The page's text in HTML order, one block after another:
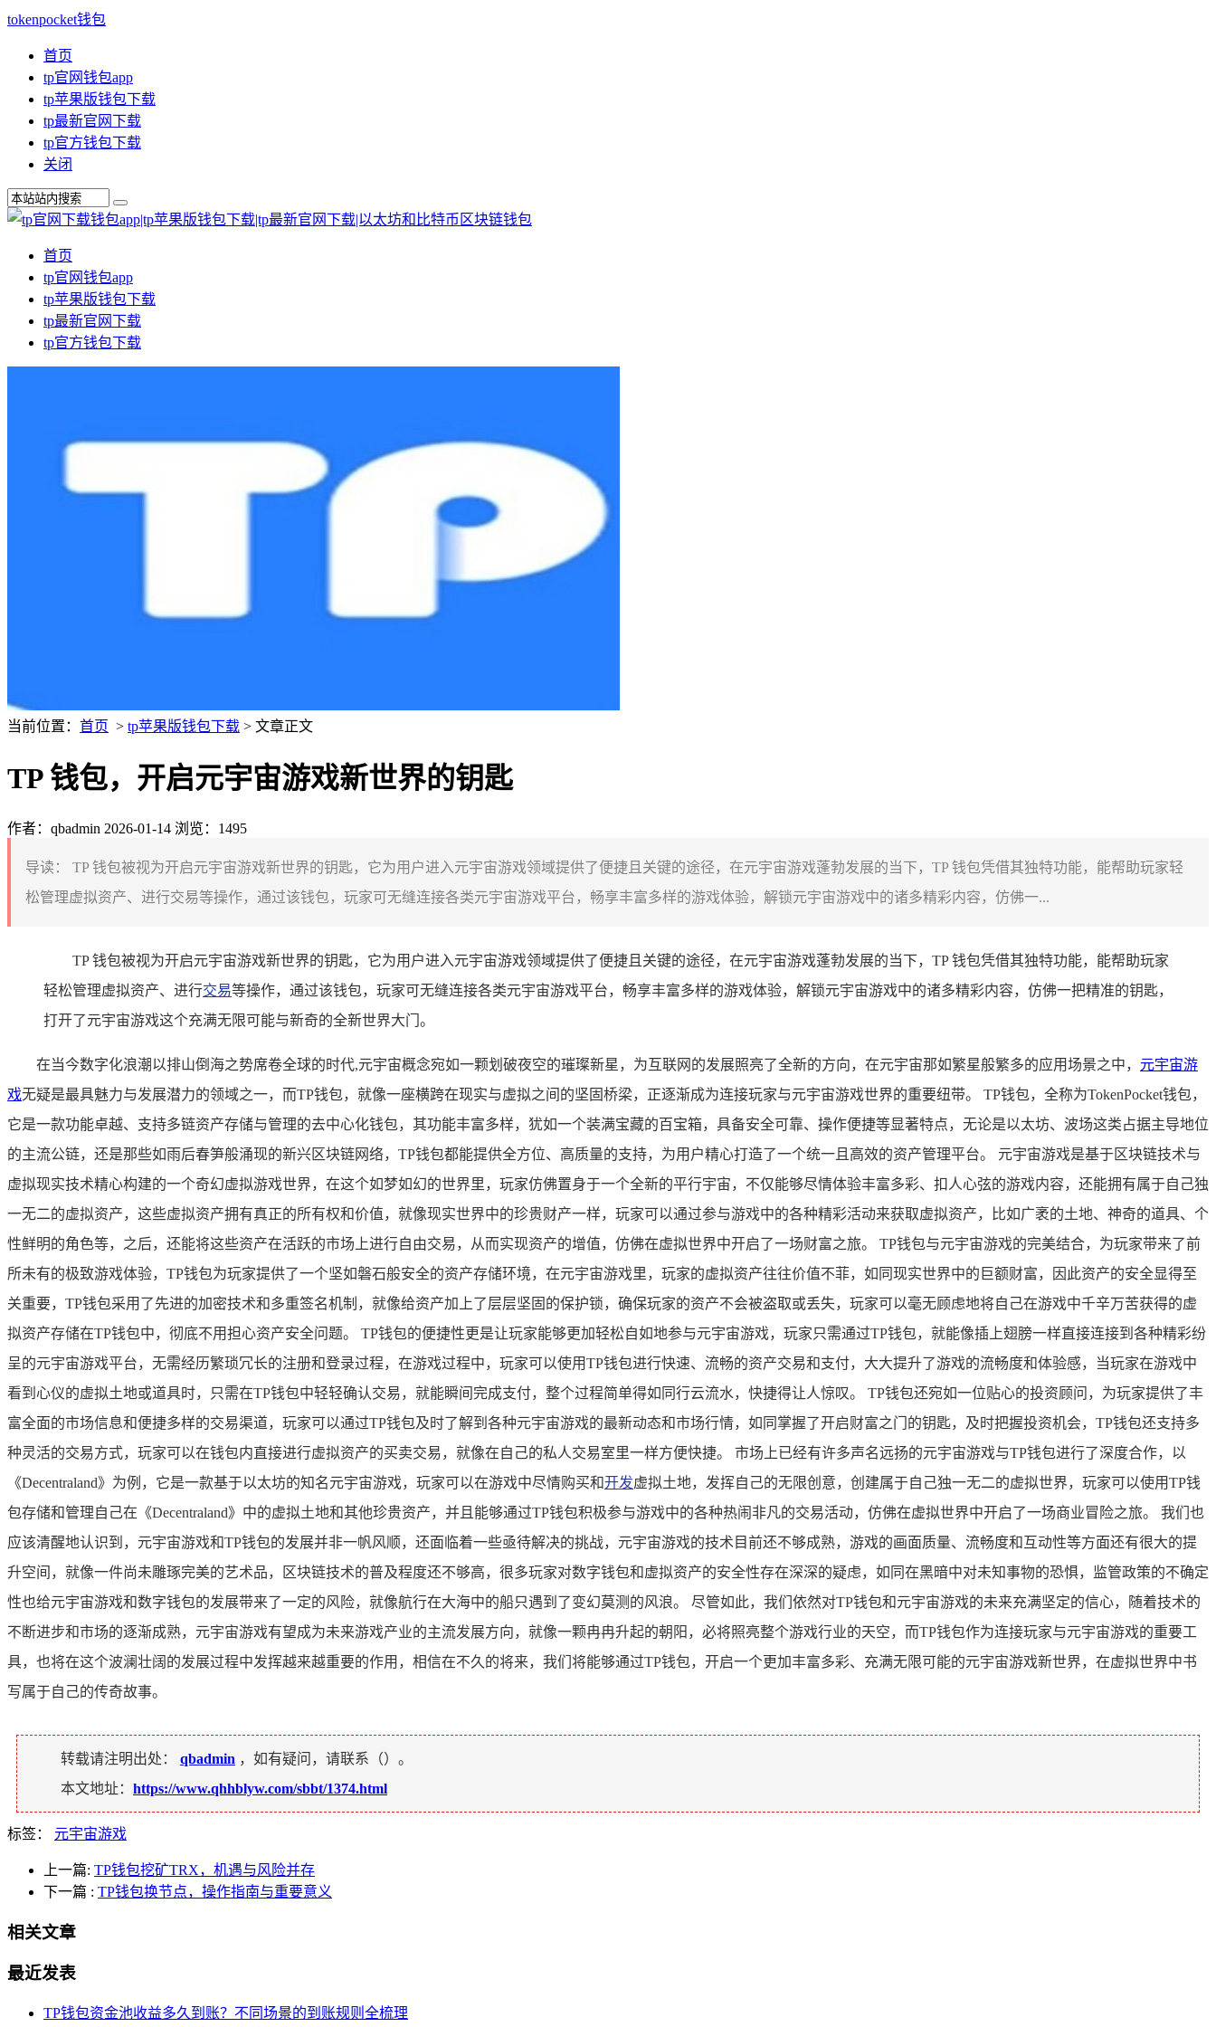
tokenpocket钱包
首页
tp官网钱包app
tp苹果版钱包下载
tp最新官网下载
tp官方钱包下载
关闭
首页
tp官网钱包app
tp苹果版钱包下载
tp最新官网下载
tp官方钱包下载
当前位置： 首页 > tp苹果版钱包下载 > 文章正文
TP 钱包，开启元宇宙游戏新世界的钥匙
作者：qbadmin 2026-01-14 浏览：1495
导读：
TP 钱包被视为开启元宇宙游戏新世界的钥匙，它为用户进入元宇宙游戏领域提供了便捷且关键的途径，在元宇宙游戏蓬勃发展的当下，TP 钱包凭借其独特功能，能帮助玩家轻
松管理虚拟资产、进行交易等操作，通过该钱包，玩家可无缝连接各类元宇宙游戏平台，畅享丰富多样的游戏体验，解锁元宇宙游戏中的诸多精彩内容，仿佛一...
TP 钱包被视为开启元宇宙游戏新世界的钥匙，它为用户进入元宇宙游戏领域提供了便捷且关键的途径，在元宇宙游戏蓬勃发展的当下，TP 钱包凭借其独特功能，能帮助玩家
轻松管理虚拟资产、进行交易等操作，通过该钱包，玩家可无缝连接各类元宇宙游戏平台，畅享丰富多样的游戏体验，解锁元宇宙游戏中的诸多精彩内容，仿佛一把精准的钥匙，
打开了元宇宙游戏这个充满无限可能与新奇的全新世界大门。
在当今数字化浪潮以排山倒海之势席卷全球的时代,元宇宙概念宛如一颗划破夜空的璀璨新星，为互联网的发展照亮了全新的方向，在元宇宙那如繁星般繁多的应用场景之中， 元宇宙游
戏无疑是最具魅力与发展潜力的领域之一，而TP钱包，就像一座横跨在现实与虚拟之间的坚固桥梁，正逐渐成为连接玩家与元宇宙游戏世界的重要纽带。 TP钱包，全称为TokenPocket钱包，
它是一款功能卓越、支持多链资产存储与管理的去中心化钱包，其功能丰富多样，犹如一个装满宝藏的百宝箱，具备安全可靠、操作便捷等显著特点，无论是以太坊、波场这类占据主导地位
的主流公链，还是那些如雨后春笋般涌现的新兴区块链网络，TP钱包都能提供全方位、高质量的支持，为用户精心打造了一个统一且高效的资产管理平台。 元宇宙游戏是基于区块链技术与
虚拟现实技术精心构建的一个奇幻虚拟游戏世界，在这个如梦如幻的世界里，玩家仿佛置身于一个全新的平行宇宙，不仅能够尽情体验丰富多彩、扣人心弦的游戏内容，还能拥有属于自己独
一无二的虚拟资产，这些虚拟资产拥有真正的所有权和价值，就像现实世界中的珍贵财产一样，玩家可以通过参与游戏中的各种精彩活动来获取虚拟资产，比如广袤的土地、神奇的道具、个
性鲜明的角色等，之后，还能将这些资产在活跃的市场上进行自由交易，从而实现资产的增值，仿佛在虚拟世界中开启了一场财富之旅。 TP钱包与元宇宙游戏的完美结合，为玩家带来了前
所未有的极致游戏体验，TP钱包为玩家提供了一个坚如磐石般安全的资产存储环境，在元宇宙游戏里，玩家的虚拟资产往往价值不菲，如同现实世界中的巨额财富，因此资产的安全显得至
关重要，TP钱包采用了先进的加密技术和多重签名机制，就像给资产加上了层层坚固的保护锁，确保玩家的资产不会被盗取或丢失，玩家可以毫无顾虑地将自己在游戏中千辛万苦获得的虚
拟资产存储在TP钱包中，彻底不用担心资产安全问题。 TP钱包的便捷性更是让玩家能够更加轻松自如地参与元宇宙游戏，玩家只需通过TP钱包，就能像插上翅膀一样直接连接到各种精彩纷
呈的元宇宙游戏平台，无需经历繁琐冗长的注册和登录过程，在游戏过程中，玩家可以使用TP钱包进行快速、流畅的资产交易和支付，大大提升了游戏的流畅度和体验感，当玩家在游戏中
看到心仪的虚拟土地或道具时，只需在TP钱包中轻轻确认交易，就能瞬间完成支付，整个过程简单得如同行云流水，快捷得让人惊叹。 TP钱包还宛如一位贴心的投资顾问，为玩家提供了丰
富全面的市场信息和便捷多样的交易渠道，玩家可以通过TP钱包及时了解到各种元宇宙游戏的最新动态和市场行情，如同掌握了开启财富之门的钥匙，及时把握投资机会，TP钱包还支持多
种灵活的交易方式，玩家可以在钱包内直接进行虚拟资产的买卖交易，就像在自己的私人交易室里一样方便快捷。 市场上已经有许多声名远扬的元宇宙游戏与TP钱包进行了深度合作，以
《Decentraland》为例，它是一款基于以太坊的知名元宇宙游戏，玩家可以在游戏中尽情购买和开发虚拟土地，发挥自己的无限创意，创建属于自己独一无二的虚拟世界，玩家可以使用TP钱
包存储和管理自己在《Decentraland》中的虚拟土地和其他珍贵资产，并且能够通过TP钱包积极参与游戏中的各种热闹非凡的交易活动，仿佛在虚拟世界中开启了一场商业冒险之旅。 我们也
应该清醒地认识到，元宇宙游戏和TP钱包的发展并非一帆风顺，还面临着一些亟待解决的挑战，元宇宙游戏的技术目前还不够成熟，游戏的画面质量、流畅度和互动性等方面还有很大的提
升空间，就像一件尚未雕琢完美的艺术品，区块链技术的普及程度还不够高，很多玩家对数字钱包和虚拟资产的安全性存在深深的疑虑，如同在黑暗中对未知事物的恐惧，监管政策的不确定
性也给元宇宙游戏和数字钱包的发展带来了一定的风险，就像航行在大海中的船只遇到了变幻莫测的风浪。 尽管如此，我们依然对TP钱包和元宇宙游戏的未来充满坚定的信心，随着技术的
不断进步和市场的逐渐成熟，元宇宙游戏有望成为未来游戏产业的主流发展方向，就像一颗冉冉升起的朝阳，必将照亮整个游戏行业的天空，而TP钱包作为连接玩家与元宇宙游戏的重要工
具，也将在这个波澜壮阔的发展过程中发挥越来越重要的作用，相信在不久的将来，我们将能够通过TP钱包，开启一个更加丰富多彩、充满无限可能的元宇宙游戏新世界，在虚拟世界中书
写属于自己的传奇故事。
转载请注明出处： qbadmin ，如有疑问，请联系（）。
本文地址： https://www.qhhblyw.com/sbbt/1374.html
标签： 元宇宙游戏
上一篇: TP钱包挖矿TRX，机遇与风险并存
下一篇 : TP钱包换节点，操作指南与重要意义
相关文章
最近发表
TP钱包资金池收益多久到账？不同场景的到账规则全梳理